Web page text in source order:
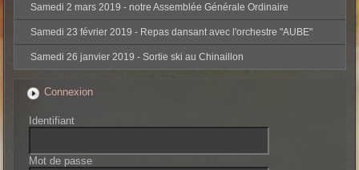
Samedi 2 mars 2019 - notre Assemblée Générale Ordinaire
Samedi 23 février 2019 - Repas dansant avec l'orchestre "AUBE"
Samedi 26 janvier 2019 - Sortie ski au Chinaillon
Connexion
Identifiant
Mot de passe